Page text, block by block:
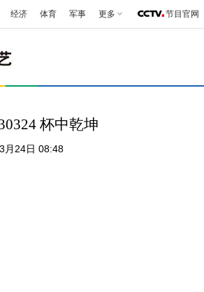
经济 体育 军事 更多 节目官网
杯中乾坤
月24日 08:48